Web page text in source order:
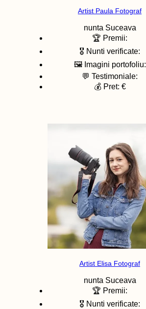
Artist Paula Fotograf
nunta Suceava
🏆 Premii:
🎖️ Nunti verificate:
🖼️ Imagini portofoliu:
💬 Testimoniale:
💰 Pret: €
Artist Elisa Fotograf
nunta Suceava
🏆 Premii:
🎖️ Nunti verificate: